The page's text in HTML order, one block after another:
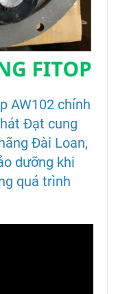
AW102 chính
Đạt cung
Đài Loan,
dưỡng khi
quá trình